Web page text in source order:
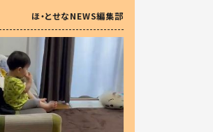
ほ・とせなNEWS編集部